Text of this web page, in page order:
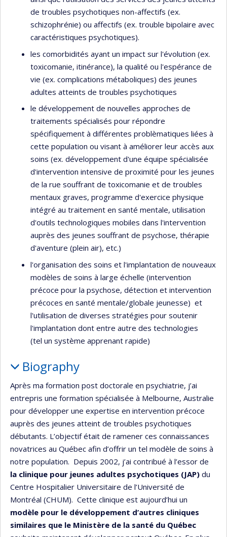
de troubles psychotiques non-affectifs (ex.
schizophrénie) ou affectifs (ex. trouble bipolaire avec
caractéristiques psychotiques).
les comorbidités ayant un impact sur l'évolution (ex.
toxicomanie, itinérance), la qualité ou l'espérance de
vie (ex. complications métaboliques) des jeunes
adultes atteints de troubles psychotiques
le développement de nouvelles approches de
traitements spécialisés pour répondre
spécifiquement à différentes problèmatiques liées à
cette population ou visant à améliorer leur accès aux
soins (ex. développement d'une équipe spécialisée
d'intervention intensive de proximité pour les jeunes
de la rue souffrant de toxicomanie et de troubles
mentaux graves, programme d'exercice physique
intégré au traitement en santé mentale, utilisation
d'outils technologiques mobiles dans l'intervention
auprès des jeunes souffrant de psychose, thérapie
d'aventure (plein air), etc.)
l'organisation des soins et l'implantation de nouveaux
modèles de soins à large échelle (intervention
précoce pour la psychose, détection et intervention
précoces en santé mentale/globale jeunesse) et
l'utilisation de diverses stratégies pour soutenir
l'implantation dont entre autre des technologies
(tel un système apprenant rapide)
Biography
Après ma formation post doctorale en psychiatrie, j’ai
entrepris une formation spécialisée à Melbourne, Australie
pour développer une expertise en intervention précoce
auprès des jeunes atteint de troubles psychotiques
débutants. L’objectif était de ramener ces connaissances
novatrices au Québec afin d’offrir un tel modèle de soins à
notre population. Depuis 2002, j’ai contribué à l’essor de
la clinique pour jeunes adultes psychotiques (JAP) du
Centre Hospitalier Universitaire de l’Université de
Montréal (CHUM). Cette clinique est aujourd’hui un
modèle pour le développement d’autres cliniques
similaires que le Ministère de la santé du Québec